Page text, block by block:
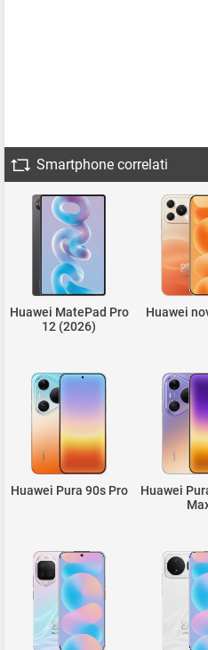
Smartphone correlati
Huawei MatePad Pro
12 (2026)
Huawei
Huawei Pura 90s Pro
Huawei